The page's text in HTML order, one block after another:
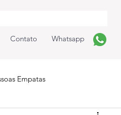
Contato Whatsapp
Empatas